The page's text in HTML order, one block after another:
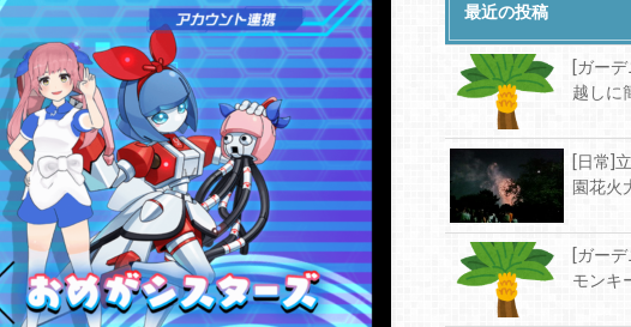
最近の投稿
[ガー
越しに
[日常]
園花火
[ガー
モンキ